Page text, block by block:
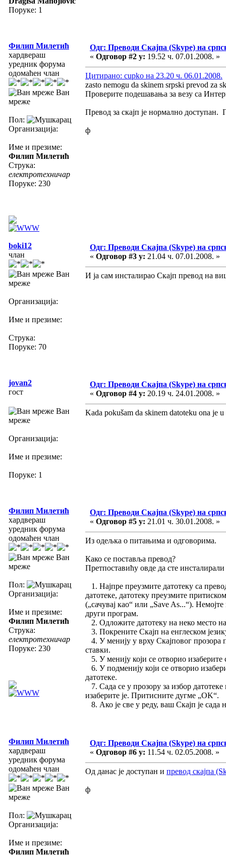
Поруке: 1
Филип Милетић
хардвераш
уредник форума
одомаћен члан
Ван
мреже
Пол:
Организација:
Име и презиме:
Филип Милетић
Струка:
електротехничар
Поруке: 230
Одг: Преводи Скајпа (Skype) на
« Одговор #2 у: 19.52 ч. 07.01.2008. »
Цитирано: cupko на 23.20 ч. 06.01.2008.
zasto nemogu da skinem srpski prevod za
Проверите подешавања за везу са
Превод за скајп је нормално
ф
boki12
члан
Ван
мреже
Организација:
Име и презиме:
Струка:
Поруке: 70
Одг: Преводи Скајпа (Skype) на
« Одговор #3 у: 21.04 ч. 07.01.2008. »
И ја сам инсталирао Скајп превод на
jovan2
гост
Ван
мреже
Организација:
Име и презиме:
Поруке: 1
Одг: Преводи Скајпа (Skype) на
« Одговор #4 у: 20.19 ч. 24.01.2008. »
Kada pokušam da skinem datoteku ona je
Филип Милетић
хардвераш
уредник форума
одомаћен члан
Ван
мреже
Пол:
Организација:
Име и презиме:
Филип Милетић
Струка:
електротехничар
Поруке: 230
Одг: Преводи Скајпа (Skype) на
« Одговор #5 у: 21.01 ч. 30.01.2008. »
Из одељка о питањима и одговорима.
Како се поставља превод?
Претпоставићу овде да сте
1. Најпре преузмите датотеку са
датотеке, датотеку преузмите
(„сачувај као“ или „Save As...“).
други програм.
2. Одложите датотеку на неко место
3. Покрените Скајп на енглеском
4. У менију у врху Скајповог прозора
ставки.
5. У менију који се отворио
6. У подменију који се отворио
датотеке.
7. Сада се у прозору за избор
изаберите је. Притисните дугме „OK“.
8. Ако је све у реду, ваш Скајп је сада
Филип Милетић
хардвераш
уредник форума
одомаћен члан
Ван
мреже
Пол:
Организација:
Име и презиме:
Филип Милетић
Одг: Преводи Скајпа (Skype) на
« Одговор #6 у: 11.54 ч. 02.05.2008. »
Од данас је доступан и превод скајпа
ф